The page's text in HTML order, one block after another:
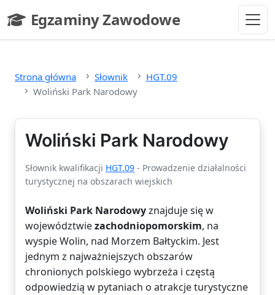
Egzaminy Zawodowe
- strona główna
Strona główna Słownik
HGT.09
Woliński Park Narodowy
Woliński Park Narodowy
Słownik kwalifikacji HGT.09 - Prowadzenie działalności
turystycznej na obszarach wiejskich
Woliński Park Narodowyznajduje się w
województwiezachodniopomorskim, na
wyspie Wolin, nad Morzem Bałtyckim. Jest
jednym z najważniejszych obszarów
chronionych polskiego wybrzeża i częstą
odpowiedzią w pytaniach o atrakcje turystyczne